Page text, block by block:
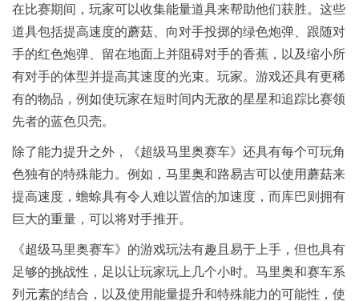
在比赛期间，玩家可以收集能量道具来帮助他们获胜。这些
道具包括提高速度的蘑菇、向对手投掷的绿色炮弹、跟随对
手的红色炮弹、留在地面上并阻碍对手的香蕉，以及缩小所
有对手的体型并提高其速度的光束。玩家。游戏还具有更稀
有的物品，例如使玩家在短时间内无敌的星星和追踪比赛领
先者的蓝色贝壳。
除了能力提升之外，《超级马里奥赛车》还具有每个可玩角
色独有的特殊能力。例如，马里奥和路易吉可以使用蘑菇来
提高速度，蟾蜍具有令人难以置信的加速度，而库巴则拥有
巨大的重量，可以将对手推开。
《超级马里奥赛车》的游戏玩法有趣且易于上手，但也具有
足够的挑战性，足以让玩家玩上几个小时。马里奥和赛车系
列元素的结合，以及使用能量提升和特殊能力的可能性，使